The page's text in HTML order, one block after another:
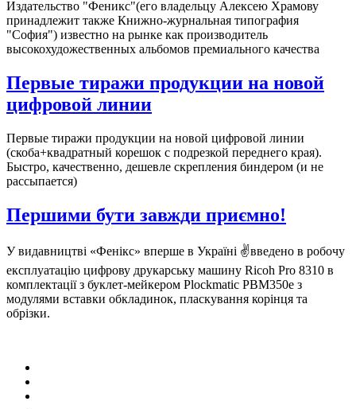
Издательство "Феникс"(его владельцу Алексею Храмову
принадлежит также Книжно-журнальная типография
"София") известно на рынке как производитель
высокохудожественных альбомов премиального качества
Первые тиражи продукции на новой
цифровой линии
Первые тиражи продукции на новой цифровой линии
(скоба+квадратный корешок с подрезкой переднего края).
Быстро, качественно, дешевле скрепления биндером (и не
рассыпается)
Першими бути завжди приємно!
У видавництві «Фенікс» вперше в Україні ✌️введено в робочу
експлуатацію цифрову друкарську машину Ricoh Pro 8310 в
комплектації з буклет-мейкером Plockmatic PBM350e з
модулями вставки обкладинок, пласкування корінця та
обрізки.